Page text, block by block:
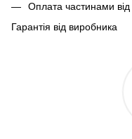
Оплата частинами
Гарантія від виробника